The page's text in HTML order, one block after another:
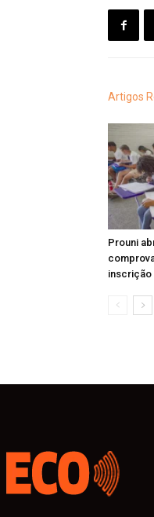
Artigos
Prouni
inscrição